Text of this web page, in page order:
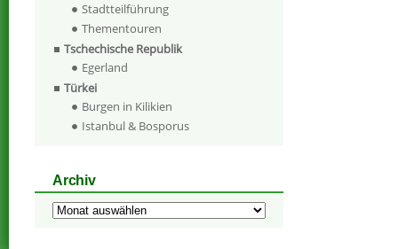
Stadtteilführung
Thementouren
Tschechische Republik
Egerland
Türkei
Burgen in Kilikien
Istanbul & Bosporus
Archiv
Archiv